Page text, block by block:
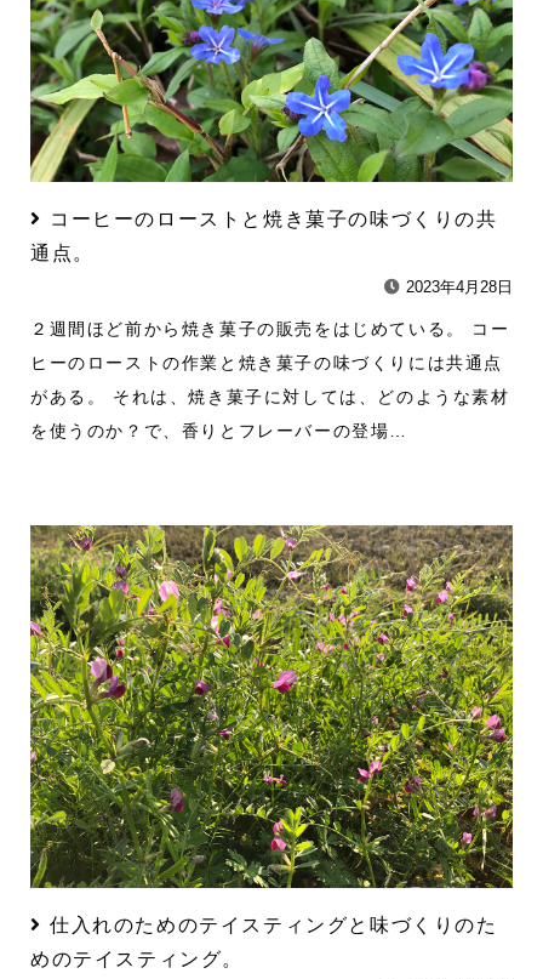
コーヒーのローストと焼き菓子の味づくりの共
通点。
2023年4月28日
２週間ほど前から焼き菓子の販売をはじめている。 コー
ヒーのローストの作業と焼き菓子の味づくりには共通点
がある。 それは、焼き菓子に対しては、どのような素材
を使うのか？で、香りとフレーバーの登場…
仕入れのためのテイスティングと味づくりのた
めのテイスティング。